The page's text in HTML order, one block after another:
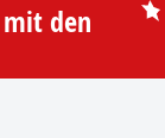
den